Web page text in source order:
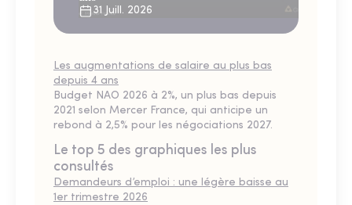
31 Juill. 2026
Les augmentations de salaire au plus bas
depuis 4 ans
Budget NAO 2026 à 2%, un plus bas depuis
2021 selon Mercer France, qui anticipe un
rebond à 2,5% pour les négociations 2027.
Le top 5 des graphiques les plus
consultés
Demandeurs d’emploi : une légère baisse au
1er trimestre 2026